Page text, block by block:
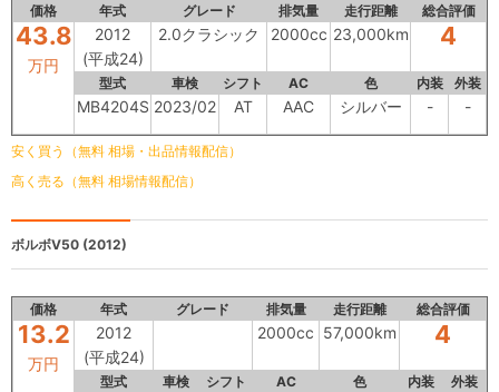
価格 年式 グレード 排気量 走行距離 総合評価
43.8
万円
2012
(平成24)
2.0クラシック 2000cc 23,000km 4
型式 車検 シフト AC 色 内装 外装
MB4204S 2023/02 AT AAC シルバー - -
安く買う（無料 相場・出品情報配信）
高く売る（無料 相場情報配信）
ボルボV50 (2012)
価格 年式 グレード 排気量 走行距離 総合評価
13.2
万円
2012
(平成24)
2000cc 57,000km 4
型式 車検 シフト AC 色 内装 外装